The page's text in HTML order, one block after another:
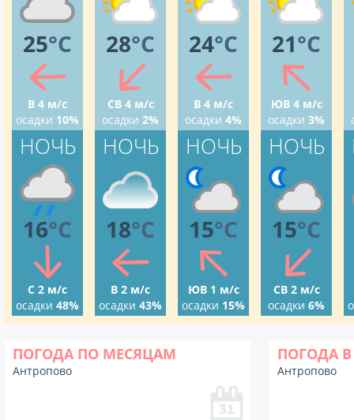
25°C
В 4 м/с
осадки 10%
НОЧЬ
16°C
С 2 м/с
осадки 48%
28°C
СВ 4 м/с
осадки 2%
НОЧЬ
18°C
В 2 м/с
осадки 43%
24°C
В 4 м/с
осадки 4%
НОЧЬ
15°C
ЮВ 1 м/с
осадки 15%
21°C
ЮВ 4 м/с
осадки 3%
НОЧЬ
15°C
СВ 2 м/с
осадки 6%
ПОГОДА ПО МЕСЯЦАМ
Антропово
ПОГОДА В
Антропово